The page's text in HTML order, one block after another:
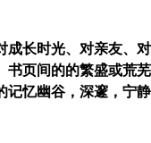
成长时光、对亲友、
书页间的的繁盛或荒
记忆幽谷，深邃，宁静